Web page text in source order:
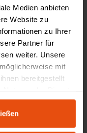
Medien anbieten
Website zu
zu Ihrer
Partner für
weiter. Unsere
mit
bereitgestellt